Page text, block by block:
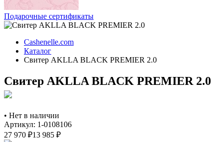
Подарочные сертификаты
Cashenelle.com
Каталог
Свитер AKLLA BLACK PREMIER 2.0
Свитер AKLLA BLACK PREMIER 2.0
• Нет в наличии
Артикул: 1-0108106
27 970 ₽13 985 ₽